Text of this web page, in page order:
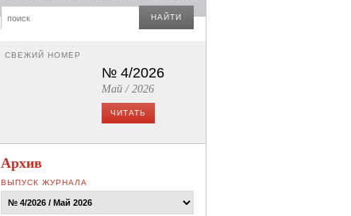
НАЙТИ
СВЕЖИЙ НОМЕР
№ 4/2026
Май / 2026
ЧИТАТЬ
Архив
ВЫПУСК ЖУРНАЛА